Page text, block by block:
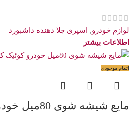
لوازم خودرو,
اسپری جلا دهنده داشبورد
اطلاعات بیشتر
اتمام موجودی
مایع شیشه